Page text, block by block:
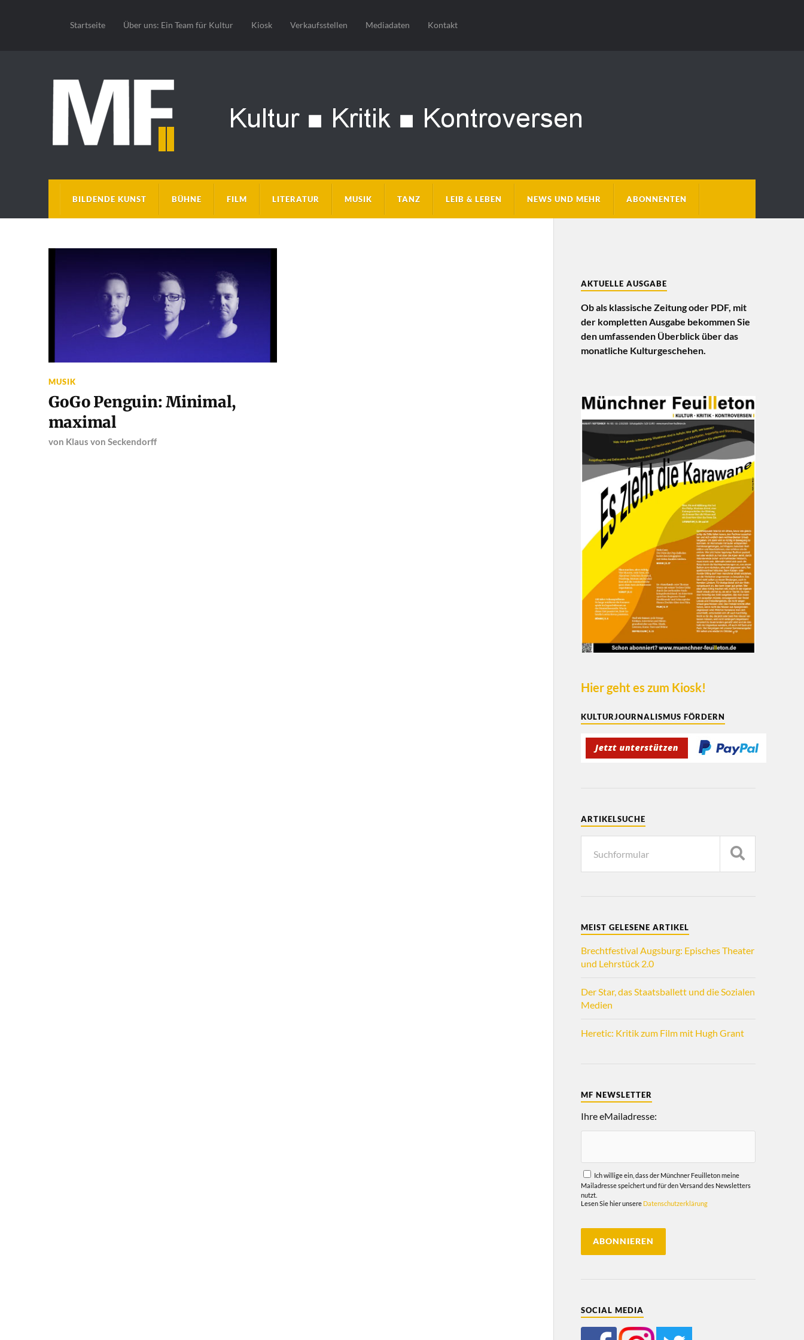
Startseite Über uns: Ein Team für Kultur Kiosk Verkaufsstellen Mediadaten Kontakt
BILDENDE KUNST BÜHNE FILM LITERATUR MUSIK TANZ LEIB & LEBEN NEWS UND MEHR ABONNENTEN
MUSIK
GoGo Penguin: Minimal,
maximal
von Klaus von Seckendorff
AKTUELLE AUSGABE
Ob als klassische Zeitung oder PDF, mit
der kompletten Ausgabe bekommen Sie
den umfassenden Überblick über das
monatliche Kulturgeschehen.
Hier geht es zum Kiosk!
KULTURJOURNALISMUS FÖRDERN
ARTIKELSUCHE
MEIST GELESENE ARTIKEL
Brechtfestival Augsburg: Episches Theater
und Lehrstück 2.0
Der Star, das Staatsballett und die Sozialen
Medien
Heretic: Kritik zum Film mit Hugh Grant
MF NEWSLETTER
Ihre eMailadresse:
Ich willige ein, dass der Münchner Feuilleton meine
Mailadresse speichert und für den Versand des Newsletters
nutzt.
Lesen Sie hier unsere Datenschutzerklärung
SOCIAL MEDIA